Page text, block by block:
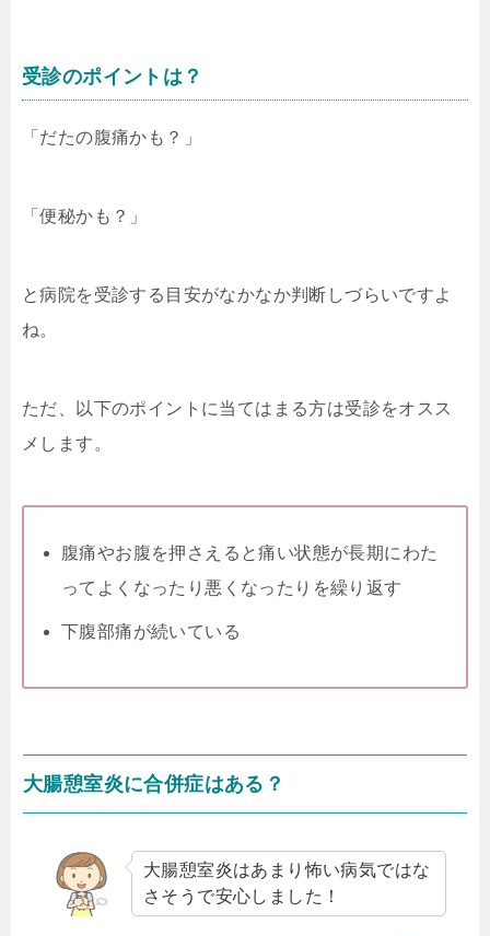
受診のポイントは？
「だたの腹痛かも？」
「便秘かも？」
と病院を受診する目安がなかなか判断しづらいですよ
ね。
ただ、以下のポイントに当てはまる方は受診をオスス
メします。
腹痛やお腹を押さえると痛い状態が長期にわた
ってよくなったり悪くなったりを繰り返す
下腹部痛が続いている
大腸憩室炎に合併症はある？
大腸憩室炎はあまり怖い病気ではな
さそうで安心しました！